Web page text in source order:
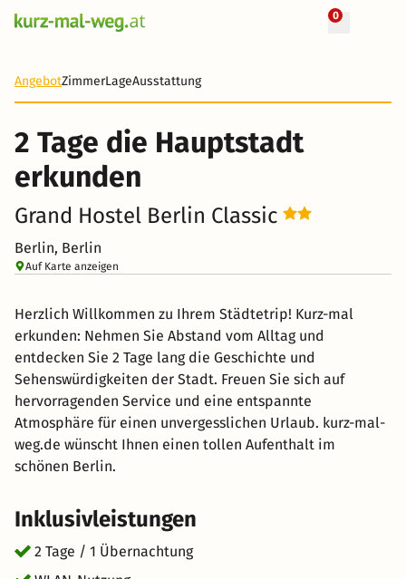
0
AngebotZimmerLageAusstattung
2 Tage die Hauptstadt
erkunden
Grand Hostel Berlin Classic
Berlin, Berlin
Auf Karte anzeigen
Herzlich Willkommen zu Ihrem Städtetrip! Kurz-mal
erkunden: Nehmen Sie Abstand vom Alltag und
entdecken Sie 2 Tage lang die Geschichte und
Sehenswürdigkeiten der Stadt. Freuen Sie sich auf
hervorragenden Service und eine entspannte
Atmosphäre für einen unvergesslichen Urlaub. kurz-mal-
weg.de wünscht Ihnen einen tollen Aufenthalt im
schönen Berlin.
Inklusivleistungen
2 Tage / 1 Übernachtung